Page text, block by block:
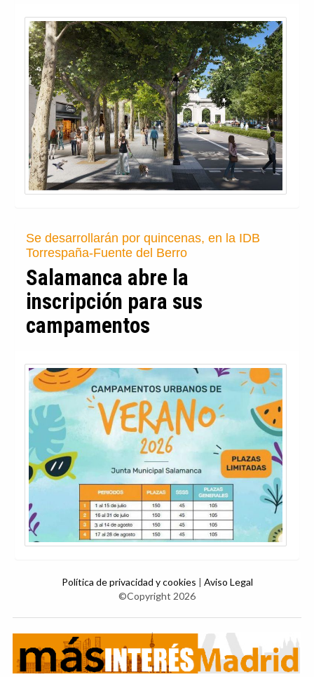
Se desarrollarán por quincenas, en la IDB
Torrespaña-Fuente del Berro
Salamanca abre la
inscripción para sus
campamentos
Política de privacidad y cookies | Aviso Legal
©Copyright 2026